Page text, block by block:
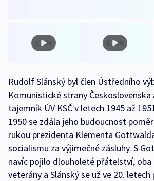
Rudolf Slánský byl člen Ústředního
Komunistické strany Československa
tajemník ÚV KSČ v letech 1945 až
1950 se zdála jeho budoucnost
rukou prezidenta Klementa
socialismu za výjimečné zásluhy. S
navíc pojilo dlouholeté přátelství, oba
veterány a Slánský se už ve 20.